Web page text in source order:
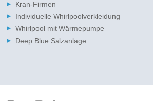
Kran-Firmen
Individuelle Whirlpoolverkleidung
Whirlpool mit Wärmepumpe
Deep Blue Salzanlage